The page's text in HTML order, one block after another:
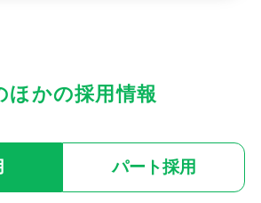
ほかの採用情報
パート採用